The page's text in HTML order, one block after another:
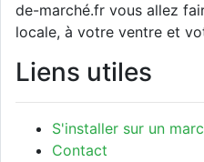
de-marché.fr vous allez
locale, à votre ventre et
Liens utiles
S'installer sur un
Contact